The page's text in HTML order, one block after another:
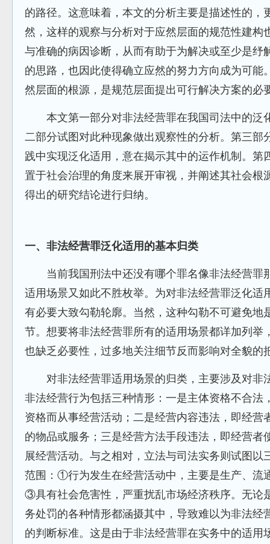
的路径。这意味着，本文的分析主要是描述性的，
然，这样的观察与分析对于应然层面的规范性建构
与准确的病因诊断，从而有助于为解决或至少是纾
的思路，也因此使得确立应然的努力方向成为可能
然层面的根源，是规范层面提出可行解决方案的必
本文第一部分对非法经营罪在我国司法中的泛
二部分试图对此种现象做出观察性的分析。第三部
践中实现泛化适用，意在揭示其中的运作机制。第
置于社会治理的角度来展开审视，并阐述其社会根
得出的研究结论进行归纳。
一、非法经营罪泛化适用的基本归类
当前我国刑法中还没有哪个罪名像非法经营罪
适用场景又如此不胜枚举。为对非法经营罪泛化适
有必要大致勾勒轮廓。当然，这种勾勒不可避免地
节。想要将非法经营罪所有的适用场景都详加列举
也缺乏必要性，过多地关注细节反而影响对全貌的
对非法经营罪适用场景的归类，主要涉及对非
非法经营行为包括三种情形：一是主体资格不合法
资格而从事经营活动；二是经营内容违法，即经营
的物品或服务；三是经营方法手段违法，即经营者
展经营活动。与之相对，立法与司法实务则试图以
范围：①行为发生在经营活动中，主要是生产、
③具有社会危害性，严重扰乱市场经济秩序。无论
务处罚的各种情形都涵摄其中，导致难以为非法经
的判断标准。这是由于非法经营罪在实务中的适用